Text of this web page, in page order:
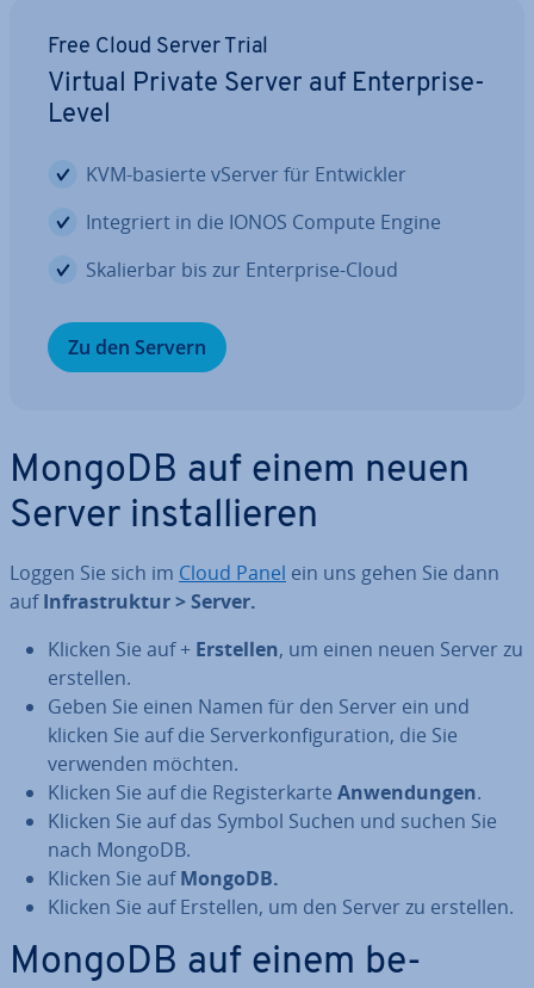
Free Cloud Server Trial
Virtual Private Server auf En­ter­pri­se-
Level
KVM-basierte vServer für Ent­wick­ler
In­te­griert in die IONOS Compute Engine
Ska­lier­bar bis zur En­ter­pri­se-Cloud
Zu den Servern
MongoDB auf einem neuen
Server in­stal­lie­ren
Loggen Sie sich im Cloud Panel ein uns gehen Sie dann
aufIn­fra­struk­tur > Server.
Klicken Sie auf + Erstellen, um einen neuen Server zu
erstellen.
Geben Sie einen Namen für den Server ein und
klicken Sie auf die Ser­ver­kon­fi­gu­ra­ti­on, die Sie
verwenden möchten.
Klicken Sie auf die Re­gis­ter­kar­te An­wen­dun­gen.
Klicken Sie auf das Symbol Suchen und suchen Sie
nach MongoDB.
Klicken Sie aufMongoDB.
Klicken Sie auf Erstellen, um den Server zu erstellen.
MongoDB auf einem be­